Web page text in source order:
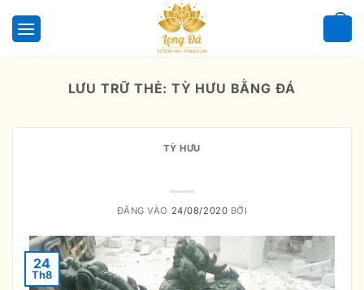
qua
LƯU TRỮ THẺ:TỲ HƯU BẰNG ĐÁ
TỲ HƯU
ĐĂNG VÀO 24/08/2020 BỞI
24
Th8